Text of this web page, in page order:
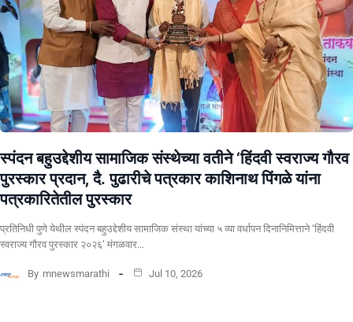
स्पंदन बहुउद्देशीय सामाजिक संस्थेच्या वतीने ‘हिंदवी स्वराज्य गौरव
पुरस्कार प्रदान, दै. पुढारीचे पत्रकार काशिनाथ पिंगळे यांना
पत्रकारितेतील पुरस्कार
प्रतिनिधी पुणे येथील स्पंदन बहुउद्देशीय सामाजिक संस्था यांच्या ५ व्या वर्धापन दिनानिमित्ताने ‘हिंदवी
स्वराज्य गौरव पुरस्कार २०२६’ मंगळवार…
By mnewsmarathi Jul 10, 2026